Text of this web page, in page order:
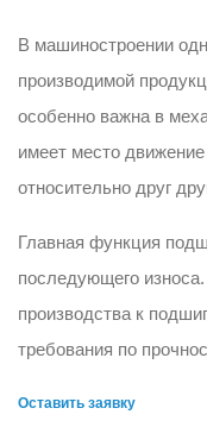
В машиностроении
производимой
особенно важна в
имеет место
относительно друг
Главная функция
последующего
производства к
требования по
Оставить заявку